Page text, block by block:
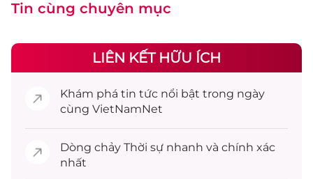
Tin cùng chuyên mục
LIÊN KẾT HỮU ÍCH
Khám phá tin tức nổi bật trong ngày
cùng VietNamNet
Dòng chảy Thời sự nhanh và chính xác
nhất